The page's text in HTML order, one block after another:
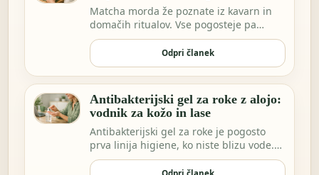
Matcha morda že poznate iz kavarn in
domačih ritualov. Vse pogosteje pa
vidimo ekstrakt…
Odpri članek
Antibakterijski gel za roke z alojo:
vodnik za kožo in lase
Antibakterijski gel za roke je pogosto
prva linija higiene, ko niste blizu vode.
Morda …